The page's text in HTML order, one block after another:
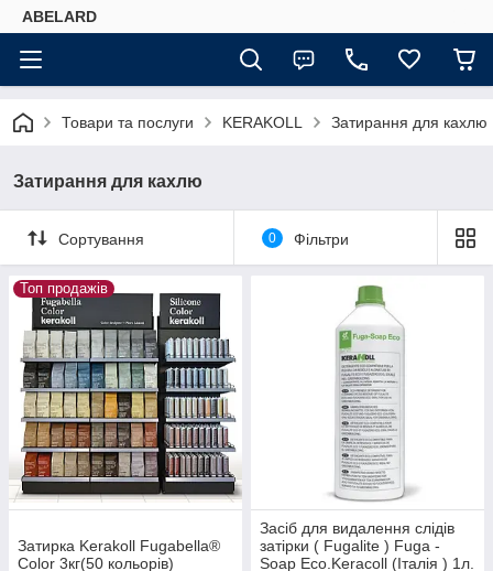
ABELARD
Товари та послуги KERAKOLL Затирання для кахлю
Затирання для кахлю
Сортування 0 Фільтри
Топ продажів
Затирка Kerakoll Fugabella®
Color 3кг(50 кольорів)
Засіб для видалення слідів
затірки ( Fugalite ) Fuga -
Soap Eco.Keracoll (Італія ) 1л.